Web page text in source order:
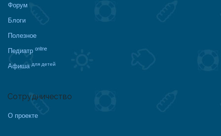
Форум
Блоги
Полезное
Педиатр online
Афиша для детей
Сотрудничество
О проекте